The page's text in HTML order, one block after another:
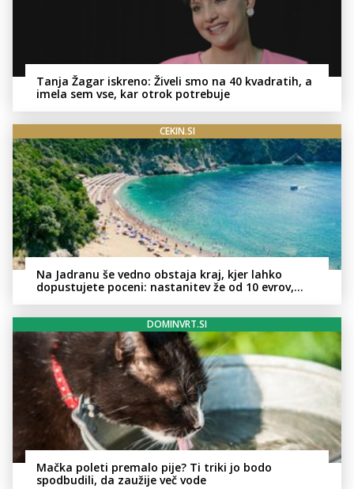
Tanja Žagar iskreno: Živeli smo na 40 kvadratih, a
imela sem vse, kar otrok potrebuje
CEKIN.SI
Na Jadranu še vedno obstaja kraj, kjer lahko
dopustujete poceni: nastanitev že od 10 evrov,
DOMINVRT.SI
Mačka poleti premalo pije? Ti triki jo bodo
spodbudili, da zaužije več vode